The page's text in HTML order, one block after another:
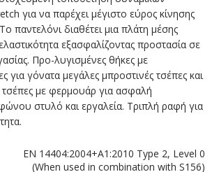
για να παρέχει μέγιστο εύρος κίνησης
παντελόνι διαθέτει μια πλάτη μέσης
εξασφαλίζοντας προστασία σε
Προ-λυγισμένες θήκες με
για γόνατα μεγάλες μπροστινές τσέπες και
τσέπες με φερμουάρ για ασφαλή
στυλό και εργαλεία. Τριπλή ραφή για
EN 14404:2004+A1:2010 Type 2, Level 0
(When used in combination with S156)